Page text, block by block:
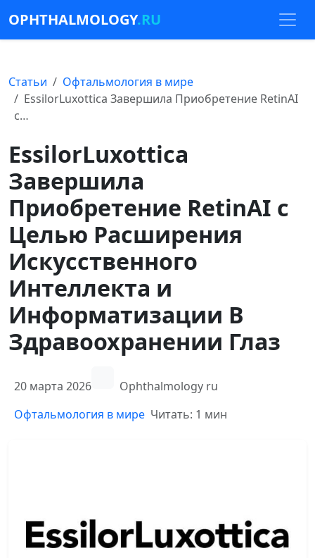
OPHTHALMOLOGY.RU
Статьи
Офтальмология в мире
EssilorLuxottica Завершила Приобретение RetinAI
с…
EssilorLuxottica
Завершила
Приобретение RetinAI с
Целью Расширения
Искусственного
Интеллекта и
Информатизации В
Здравоохранении Глаз
20 марта 2026
Ophthalmology ru
Офтальмология в мире Читать: 1 мин